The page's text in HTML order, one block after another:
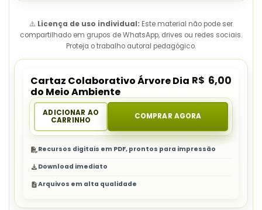
⚠️ Licença de uso individual: Este material não pode ser
compartilhado em grupos de WhatsApp, drives ou redes sociais.
Proteja o trabalho autoral pedagógico.
Cartaz Colaborativo Árvore Dia
do Meio Ambiente
R$ 6,00
ADICIONAR AO
CARRINHO
COMPRAR AGORA
Recursos digitais em PDF, prontos para impressão
Download imediato
Arquivos em alta qualidade